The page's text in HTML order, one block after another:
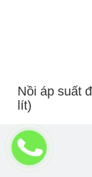
Nồi áp suất
lít)
phẩm
Công nghệ
Giữ được